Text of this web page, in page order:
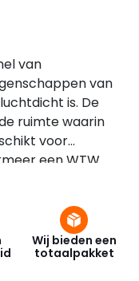
van
van
is. De
ruimte waarin
voor
een WTW
een RVS
of te
Wij bieden een
totaalpakket